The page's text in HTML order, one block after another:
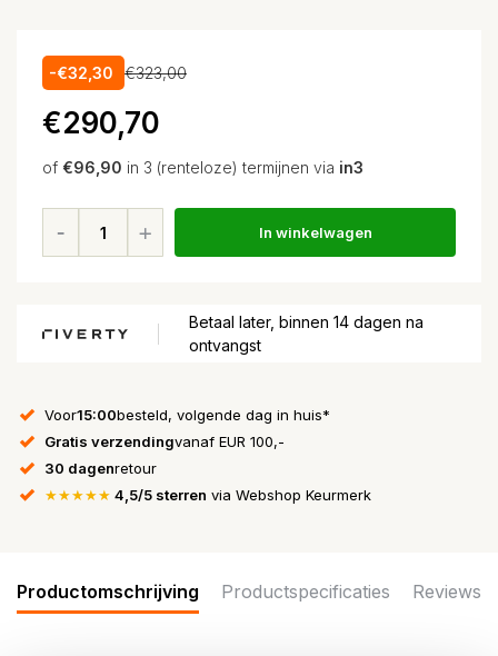
-€32,30 €323,00
€290,70
of €96,90 in 3 (renteloze) termijnen via in3
In winkelwagen
Betaal later, binnen 14 dagen na
ontvangst
Voor15:00besteld, volgende dag in huis*
Gratis verzendingvanaf EUR 100,-
30 dagenretour
★★★★★ 4,5/5 sterren via Webshop Keurmerk
Productomschrijving Productspecificaties Reviews